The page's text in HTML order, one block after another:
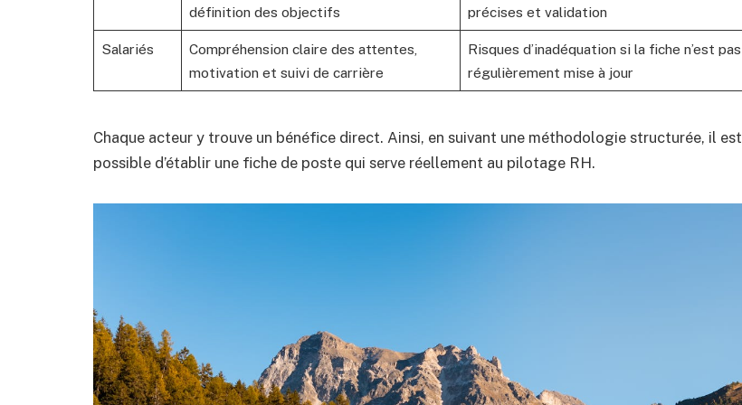
définition des objectifs précises et validation
Salariés
Compréhension claire des attentes,
motivation et suivi de carrière
Risques d’inadéquation si la fiche n’est pas
régulièrement mise à jour
Chaque acteur y trouve un bénéfice direct. Ainsi, en suivant une méthodologie structurée, il est
possible d’établir une fiche de poste qui serve réellement au pilotage RH.